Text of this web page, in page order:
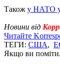
Також у НАТО
Новини від
Читайте
ТЕГИ: США,
Якщо ви